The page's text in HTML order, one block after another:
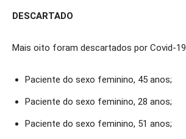
DESCARTADO
Mais oito foram descartados por Covid-
Paciente do sexo feminino, 45 anos;
Paciente do sexo feminino, 28 anos;
Paciente do sexo feminino, 51 anos;